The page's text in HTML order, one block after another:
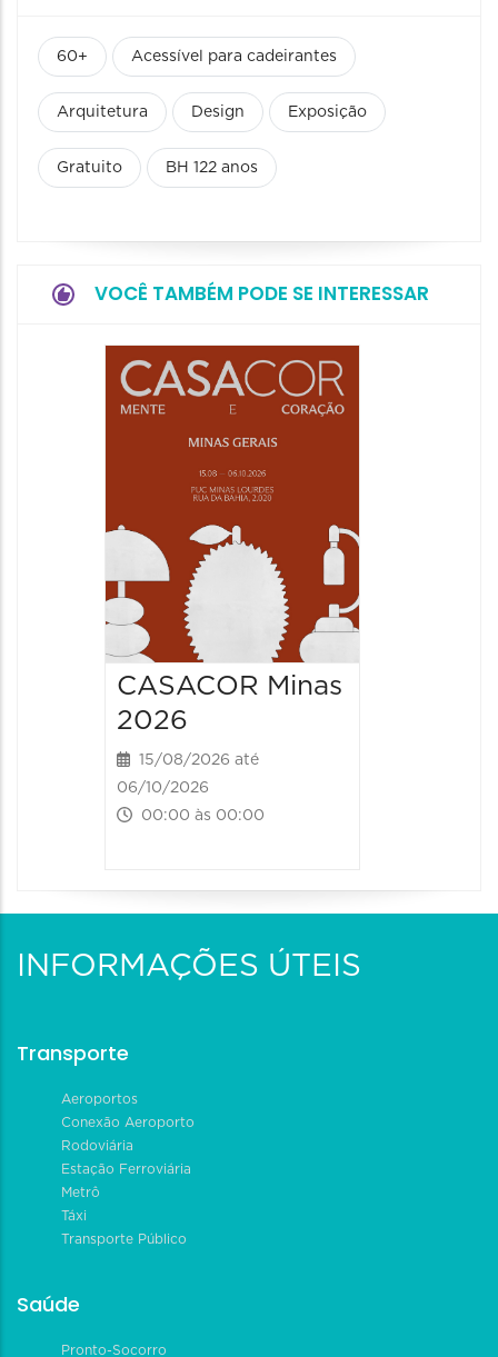
60+ Acessível para cadeirantes
Arquitetura Design Exposição
Gratuito BH 122 anos
VOCÊ TAMBÉM PODE SE INTERESSAR
CASACOR Minas
2026
15/08/2026 até
06/10/2026
00:00 às 00:00
INFORMAÇÕES ÚTEIS
Transporte
Aeroportos
Conexão Aeroporto
Rodoviária
Estação Ferroviária
Metrô
Táxi
Transporte Público
Saúde
Pronto-Socorro